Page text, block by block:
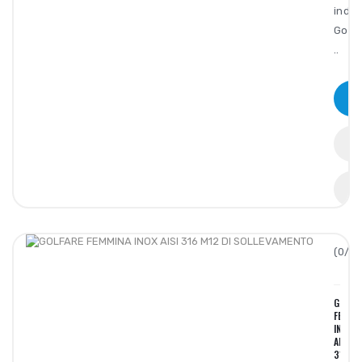
(0/5):
INOX
AISI
316